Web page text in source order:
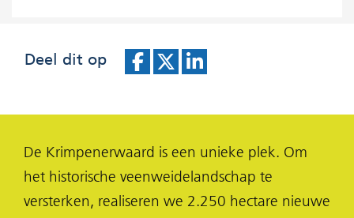
Deel dit op
e
e
n
o
e
e
n
o
e
e
n
o
De Krimpenerwaard is een unieke plek. Om
het historische veenweidelandschap te
versterken, realiseren we 2.250 hectare nieuwe